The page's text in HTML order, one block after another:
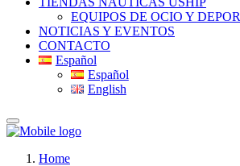
EQUIPOS DE OCIO Y
NOTICIAS Y EVENTOS
CONTACTO
Español
Español
English
Home